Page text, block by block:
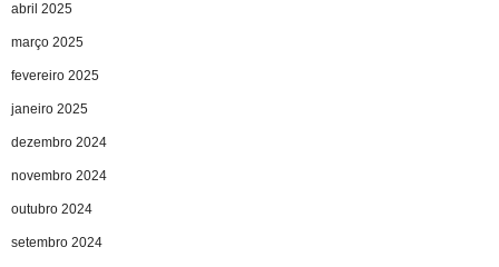
abril 2025
março 2025
fevereiro 2025
janeiro 2025
dezembro 2024
novembro 2024
outubro 2024
setembro 2024